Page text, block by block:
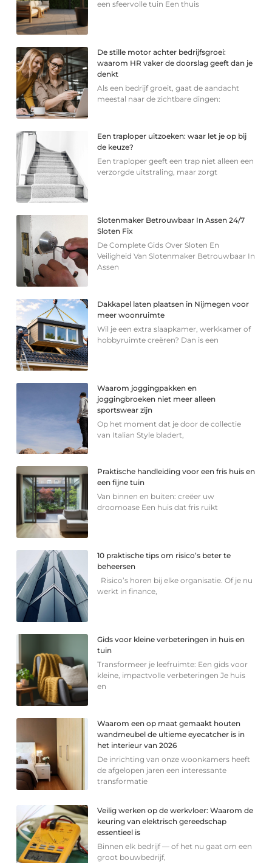
een sfeervolle tuin Een thuis
De stille motor achter bedrijfsgroei:
waarom HR vaker de doorslag geeft dan je
denkt
Als een bedrijf groeit, gaat de aandacht
meestal naar de zichtbare dingen:
Een traploper uitzoeken: waar let je op bij
de keuze?
Een traploper geeft een trap niet alleen een
verzorgde uitstraling, maar zorgt
Slotenmaker Betrouwbaar In Assen 24/7
Sloten Fix
De Complete Gids Over Sloten En
Veiligheid Van Slotenmaker Betrouwbaar In
Assen
Dakkapel laten plaatsen in Nijmegen voor
meer woonruimte
Wil je een extra slaapkamer, werkkamer of
hobbyruimte creëren? Dan is een
Waarom joggingpakken en
joggingbroeken niet meer alleen
sportswear zijn
Op het moment dat je door de collectie
van Italian Style bladert,
Praktische handleiding voor een fris huis en
een fijne tuin
Van binnen en buiten: creëer uw
droomoase Een huis dat fris ruikt
10 praktische tips om risico’s beter te
beheersen
Risico’s horen bij elke organisatie. Of je nu
werkt in finance,
Gids voor kleine verbeteringen in huis en
tuin
Transformeer je leefruimte: Een gids voor
kleine, impactvolle verbeteringen Je huis
en
Waarom een op maat gemaakt houten
wandmeubel de ultieme eyecatcher is in
het interieur van 2026
De inrichting van onze woonkamers heeft
de afgelopen jaren een interessante
transformatie
Veilig werken op de werkvloer: Waarom de
keuring van elektrisch gereedschap
essentieel is
Binnen elk bedrijf — of het nu gaat om een
groot bouwbedrijf,